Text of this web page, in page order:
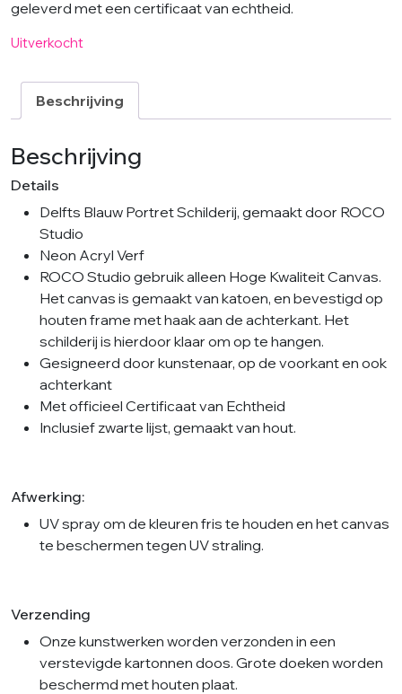
geleverd met een certificaat van echtheid.
Uitverkocht
Beschrijving
Beschrijving
Details
Delfts Blauw Portret Schilderij, gemaakt door ROCO
Studio
Neon Acryl Verf
ROCO Studio gebruik alleen Hoge Kwaliteit Canvas.
Het canvas is gemaakt van katoen, en bevestigd op
houten frame met haak aan de achterkant. Het
schilderij is hierdoor klaar om op te hangen.
Gesigneerd door kunstenaar, op de voorkant en ook
achterkant
Met officieel Certificaat van Echtheid
Inclusief zwarte lijst, gemaakt van hout.
Afwerking:
UV spray om de kleuren fris te houden en het canvas
te beschermen tegen UV straling.
Verzending
Onze kunstwerken worden verzonden in een
verstevigde kartonnen doos. Grote doeken worden
beschermd met houten plaat.